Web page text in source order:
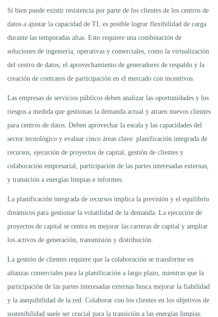
Si bien puede existir resistencia por parte de los clientes de los centros de
datos a ajustar la capacidad de TI, es posible lograr flexibilidad de carga
durante las temporadas altas. Esto requiere una combinación de
soluciones de ingeniería, operativas y comerciales, como la virtualización
del centro de datos, el aprovechamiento de generadores de respaldo y la
creación de contratos de participación en el mercado con incentivos.
Las empresas de servicios públicos deben analizar las oportunidades y los
riesgos a medida que gestionan la demanda actual y atraen nuevos clientes
para centros de datos. Deben aprovechar la escala y las capacidades del
sector tecnológico y evaluar cinco áreas clave: planificación integrada de
recursos, ejecución de proyectos de capital, gestión de clientes y
colaboración empresarial, participación de las partes interesadas externas,
y transición a energías limpias e informes.
La planificación integrada de recursos implica la previsión y el equilibrio
dinámicos para gestionar la volatilidad de la demanda. La ejecución de
proyectos de capital se centra en mejorar las carteras de capital y ampliar
los activos de generación, transmisión y distribución.
La gestión de clientes requiere que la colaboración se transforme en
alianzas comerciales para la planificación a largo plazo, mientras que la
participación de las partes interesadas externas busca mejorar la fiabilidad
y la asequibilidad de la red. Colaborar con los clientes en los objetivos de
sostenibilidad suele ser crucial para la transición a las energías limpias.